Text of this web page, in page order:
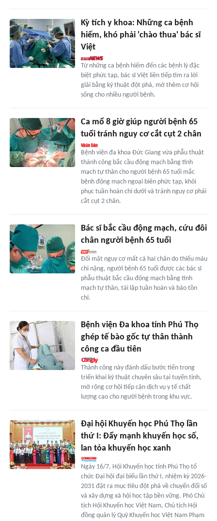
Kỳ tích y khoa: Những ca bệnh
hiếm, khó phải 'chào thua' bác sĩ
Việt
Từ những ca bệnh hiếm đến các bệnh lý đặc
biệt phức tạp, bác sĩ Việt liên tiếp tìm ra lời
giải bằng kỹ thuật đột phá, mở thêm cơ hội
sống cho nhiều người bệnh.
Ca mổ 8 giờ giúp người bệnh 65
tuổi tránh nguy cơ cắt cụt 2 chân
Bệnh viện đa khoa Đức Giang vừa phẫu thuật
thành công bắc cầu động mạch bằng tĩnh
mạch tự thân cho người bệnh 65 tuổi mắc
bệnh động mạch ngoại biên phức tạp, khôi
phục tuần hoàn chi dưới và tránh nguy cơ phải
cắt cụt 2 chân.
Bác sĩ bắc cầu động mạch, cứu đôi
chân người bệnh 65 tuổi
Đối mặt nguy cơ mất cả hai chân do thiếu máu
chi nặng, người bệnh 65 tuổi được các bác sĩ
phẫu thuật bắc cầu động mạch bằng tĩnh
mạch tự thân, tái lập tuần hoàn và bảo tồn
chi.
Bệnh viện Đa khoa tỉnh Phú Thọ
ghép tế bào gốc tự thân thành
công ca đầu tiên
Thành công này đánh dấu bước tiến trong
triển khai kỹ thuật chuyên sâu tại tuyến tỉnh,
mở rộng cơ hội tiếp cận dịch vụ y tế chất
lượng cao cho người bệnh trong khu vực.
Đại hội Khuyến học Phú Thọ lần
thứ I: Đẩy mạnh khuyến học số,
lan tỏa khuyến học xanh
Ngày 16/7, Hội Khuyến học tỉnh Phú Thọ tổ
chức Đại hội đại biểu lần thứ I, nhiệm kỳ 2026-
2031 đặt ra mục tiêu đột phá về chuyển đổi số
và xây dựng xã hội học tập bền vững. Phó Chủ
tịch Hội Khuyến học Việt Nam, Chủ tịch Hội
đồng quản lý Quỹ Khuyến học Việt Nam Phạm